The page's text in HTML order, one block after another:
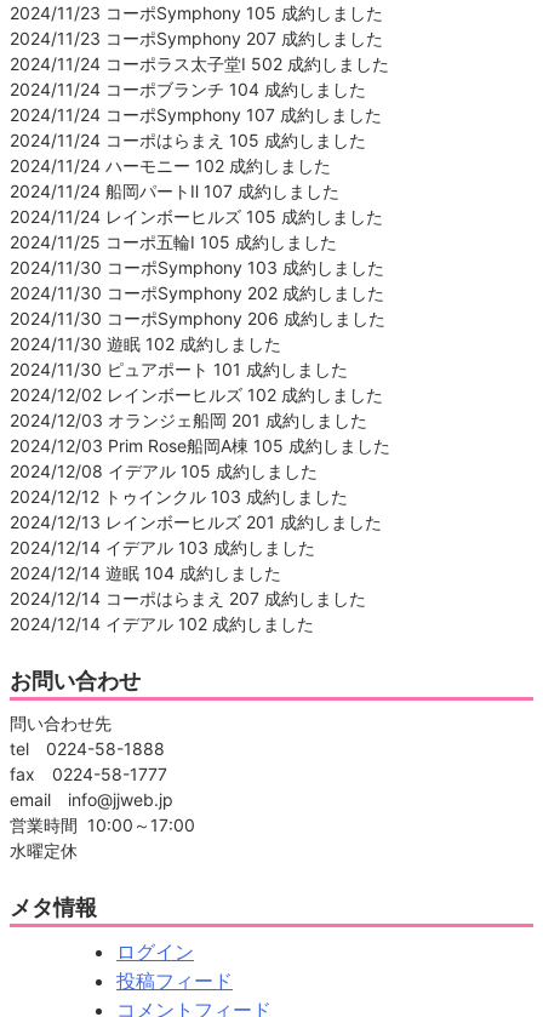
2024/11/23 コーポSymphony 105 成約しました
2024/11/23 コーポSymphony 207 成約しました
2024/11/24 コーポラス太子堂Ⅰ 502 成約しました
2024/11/24 コーポブランチ 104 成約しました
2024/11/24 コーポSymphony 107 成約しました
2024/11/24 コーポはらまえ 105 成約しました
2024/11/24 ハーモニー 102 成約しました
2024/11/24 船岡パートⅡ 107 成約しました
2024/11/24 レインボーヒルズ 105 成約しました
2024/11/25 コーポ五輪Ⅰ 105 成約しました
2024/11/30 コーポSymphony 103 成約しました
2024/11/30 コーポSymphony 202 成約しました
2024/11/30 コーポSymphony 206 成約しました
2024/11/30 遊眠 102 成約しました
2024/11/30 ピュアポート 101 成約しました
2024/12/02 レインボーヒルズ 102 成約しました
2024/12/03 オランジェ船岡 201 成約しました
2024/12/03 Prim Rose船岡A棟 105 成約しました
2024/12/08 イデアル 105 成約しました
2024/12/12 トゥインクル 103 成約しました
2024/12/13 レインボーヒルズ 201 成約しました
2024/12/14 イデアル 103 成約しました
2024/12/14 遊眠 104 成約しました
2024/12/14 コーポはらまえ 207 成約しました
2024/12/14 イデアル 102 成約しました
お問い合わせ
問い合わせ先
tel 0224-58-1888
fax 0224-58-1777
email info@jjweb.jp
営業時間 10:00～17:00
水曜定休
メタ情報
ログイン
投稿フィード
コメントフィード